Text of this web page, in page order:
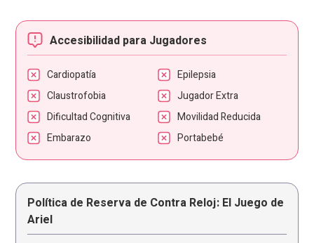
Accesibilidad para Jugadores
Cardiopatía
Epilepsia
Claustrofobia
Jugador Extra
Dificultad Cognitiva
Movilidad Reducida
Embarazo
Portabebé
Política de Reserva de Contra Reloj: El Juego de
Ariel